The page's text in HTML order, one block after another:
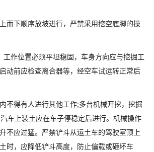
下顺序放坡进行，严禁采用挖空底脚的操
作位置必须平坦稳固，车身方向应与挖掘工
动前应检查离合器等，经空车试运转正常后
得有人进行其他工作;多台机械开挖，挖掘
车上装土应在车子停稳定后进行。机械操作
不应过猛。严禁铲斗从运土车的驾驶室顶上
时，应降低铲斗高度，防止偏载或砸坏车